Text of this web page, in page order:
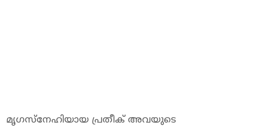
മൃഗസ്‌നേഹിയായ പ്രതീക് അവയുടെ